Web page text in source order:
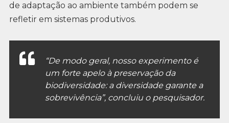
de adaptação ao ambiente também podem se
refletir em sistemas produtivos.
“De modo geral, nosso experimento é
um forte apelo à preservação da
biodiversidade: a diversidade garante a
sobrevivência”, concluiu o pesquisador.